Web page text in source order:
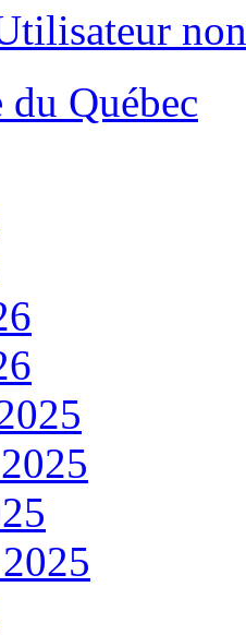
Québec